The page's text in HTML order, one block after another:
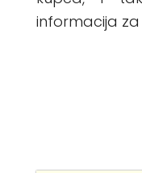
informacija